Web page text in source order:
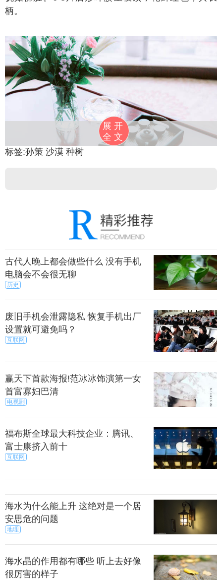
柄。
沙及观赏灌木，产于新疆，哈萨克斯坦也有分布.
沙拐枣
固沙及观赏灌木，生于砾石荒漠、沙地及固定沙
丘，产于新疆、内蒙古等地区、蒙古和中亚有分布。
杨
乔木。它和一般的杨树不同，能忍受荒漠中干旱、多
变的恶劣气候，对盐碱有极强的忍耐力。在地下水的
含盐量很高的塔克拉玛干沙漠中，照样枝繁叶茂。
典型的替水旱中生至中生植物，长期适应极端干旱的
大陆性气候；对温度大幅度变化的适应能力很强。
展开
全文
标签:孙策 沙漠 种树
古代人晚上都会做些什么 没有手机
电脑会不会很无聊
历史
废旧手机会泄露隐私 恢复手机出厂
设置就可避免吗？
互联网
赢天下首款海报!范冰冰饰演第一女
首富寡妇巴清
电视剧
福布斯全球最大科技企业：腾讯、
富士康挤入前十
互联网
海水为什么能上升 这绝对是一个居
安思危的问题
地理
海水晶的作用都有哪些 听上去好像
很厉害的样子